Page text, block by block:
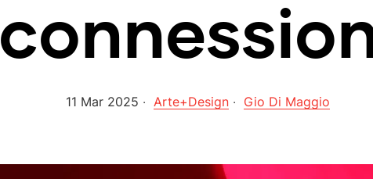
connessio
11 Mar 2025 Arte+Design Gio Di Maggio